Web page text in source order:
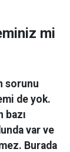
mi
sorunu
de yok.
bazı
var ve
Burada